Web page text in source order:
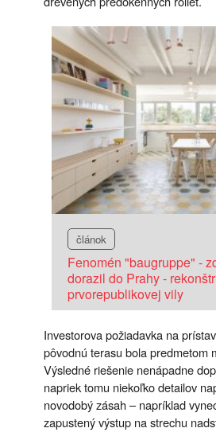
článok
Fenomén "baugruppe" -
dorazil do Prahy -
prvorepublikovej vily
Investorova požiadavka na
pôvodnú terasu bola predmetom
Výsledné riešenie nenápadne
napriek tomu niekoľko detailov
novodobý zásah – napríklad
zapustený výstup na strechu